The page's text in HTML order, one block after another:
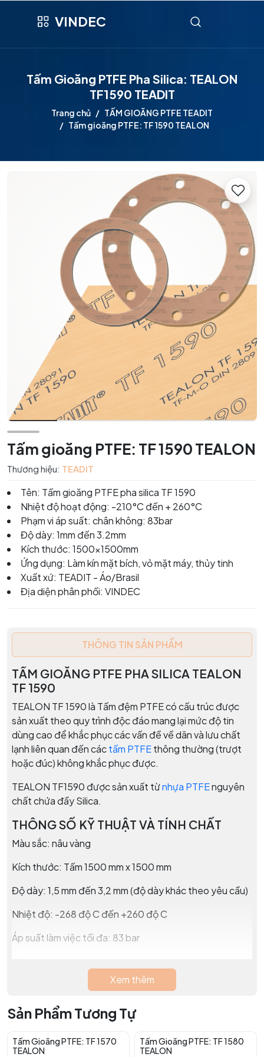
VINDEC
Tấm Gioăng PTFE Pha Silica: TEALON
TF1590 TEADIT
Trang chủ
TẤM GIOĂNG PTFE TEADIT
Tấm gioăng PTFE: TF 1590 TEALON
Tấm gioăng PTFE: TF 1590 TEALON
Thương hiệu: TEADIT
Tên: Tấm gioăng PTFE pha silica TF 1590
Nhiệt độ hoạt động: -210°C đến + 260°C
Phạm vi áp suất: chân không: 83bar
Độ dày: 1mm đến 3.2mm
Kích thước: 1500x1500mm
Ứng dụng: Làm kín mặt bích, vỏ mặt máy, thủy tinh
Xuất xứ: TEADIT - Áo/Brasil
Địa diện phân phối: VINDEC
THÔNG TIN SẢN PHẨM
TẤM GIOĂNG PTFE PHA SILICA TEALON
TF 1590
TEALON TF 1590 là Tấm đệm PTFE có cấu trúc được
sản xuất theo quy trình độc đáo mang lại mức độ tin
dùng cao để khắc phục các vấn đề về dãn và lưu chất
lạnh liên quan đến cáctấm PTFEthông thường (trượt
hoặc đúc) không khắc phục được.
TEALON TF1590 được sản xuất từnhựa PTFEnguyên
chất chứa đầy Silica.
THÔNG SỐ KỸ THUẬT VÀ TÍNH CHẤT
Màu sắc: nâu vàng
Kích thước: Tấm 1500 mm x 1500 mm
Độ dày: 1,5 mm đến 3,2 mm (độ dày khác theo yêu cầu)
Nhiệt độ: -268 độ C đến +260 độ C
Áp suất làm việc tối đa: 83 bar
Kháng hóa chất: trơ về mặt hóa học đối với mọi chất,
Nó không thích hợp cho kim loại kiềm nóng chảy và
nguyên tố flo ở nhiệt độ và áp suất cao.
Xem thêm
Sản Phẩm Tương Tự
Tấm Gioăng PTFE: TF 1570
TEALON
Tấm Gioăng PTFE: TF 1580
TEALON